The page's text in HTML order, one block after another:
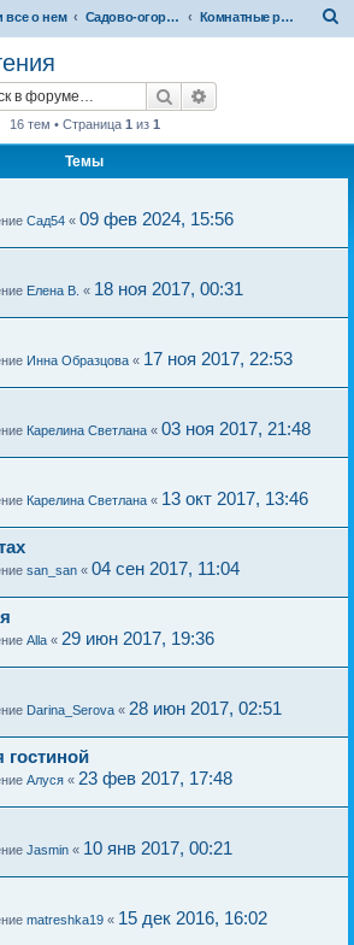
все о нем Садово-огородная жизнь Комнатные растения
Поиск
16 тем • Страница 1 из 1
Темы
Сад54 « 09 фев 2024, 15:56
Елена В. « 18 ноя 2017, 00:31
Инна Образцова « 17 ноя 2017, 22:53
Карелина Светлана « 03 ноя 2017, 21:48
Карелина Светлана « 13 окт 2017, 13:46
san_san « 04 сен 2017, 11:04
Alla « 29 июн 2017, 19:36
Darina_Serova « 28 июн 2017, 02:51
гостиной
Алуся « 23 фев 2017, 17:48
Jasmin « 10 янв 2017, 00:21
matreshka19 « 15 дек 2016, 16:02